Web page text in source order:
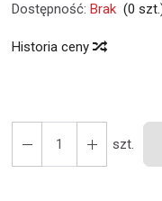
Dostępność: Brak (0
Historia ceny
szt.